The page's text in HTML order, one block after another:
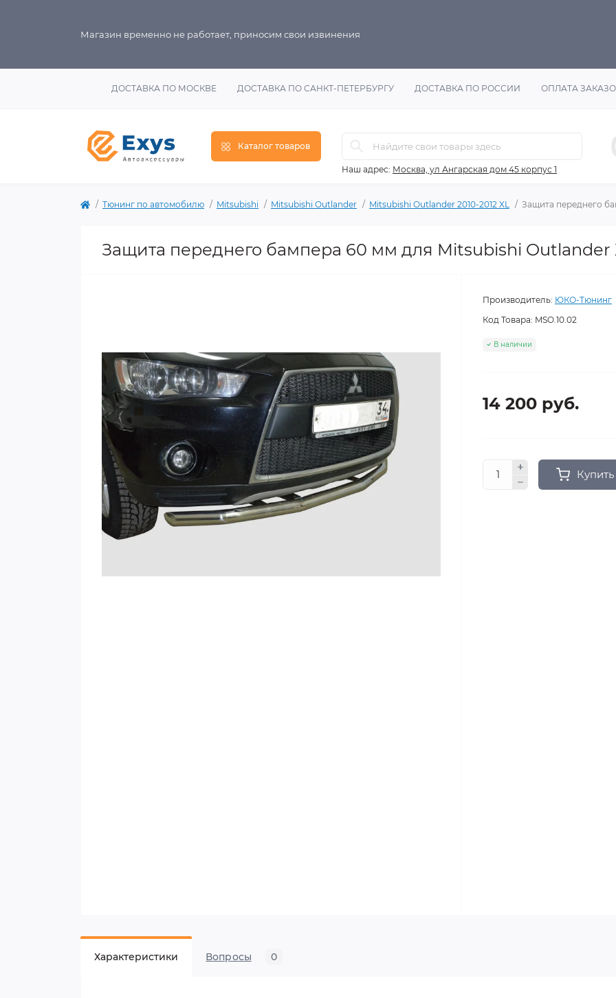
Магазин временно не работает, приносим свои извинения
ДОСТАВКА ПО МОСКВЕ ДОСТАВКА ПО САНКТ-ПЕТЕРБУРГУ ДОСТАВКА ПО РОССИИ ОПЛАТА
Каталог товаров
Наш адрес: Москва, ул Ангарская дом 45 корпус 1
Тюнинг по автомобилю Mitsubishi Mitsubishi Outlander Mitsubishi Outlander 2010-2012 XL Защита переднего
Защита переднего бампера 60 мм для Mitsubishi Outlander
Производитель: ЮКО-Тюнинг
Код Товара: MSO.10.02
В наличии
14 200 руб.
Купить
Характеристики Вопросы 0